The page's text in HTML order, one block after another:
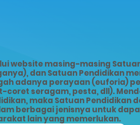
website masing-masing
dan Satuan Pendidikan
adanya perayaan (euforia)
seragam, pesta, dll).
maka Satuan
berbagai jenisnya untuk
lain yang memerlukan.